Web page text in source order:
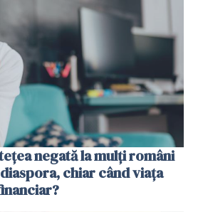
negată la mulți români
chiar când viața